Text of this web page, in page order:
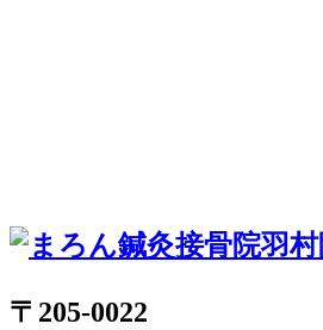
〒205-0022